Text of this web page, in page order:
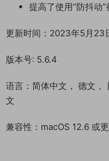
提高了使用“防抖动”
更新时间：2023年5月23
版本号: 5.6.4
语言：简体中文， 德文，
文
兼容性：macOS 12.6 或